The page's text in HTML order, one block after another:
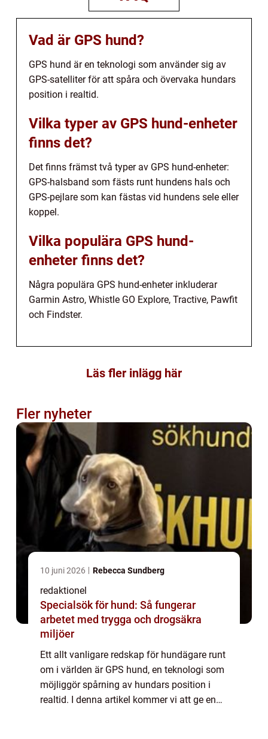
Vad är GPS hund?
GPS hund är en teknologi som använder sig av
GPS-satelliter för att spåra och övervaka hundars
position i realtid.
Vilka typer av GPS hund-enheter
finns det?
Det finns främst två typer av GPS hund-enheter:
GPS-halsband som fästs runt hundens hals och
GPS-pejlare som kan fästas vid hundens sele eller
koppel.
Vilka populära GPS hund-
enheter finns det?
Några populära GPS hund-enheter inkluderar
Garmin Astro, Whistle GO Explore, Tractive, Pawfit
och Findster.
Läs fler inlägg här
Fler nyheter
10 juni 2026 Rebecca Sundberg
redaktionel
Specialsök för hund: Så fungerar
arbetet med trygga och drogsäkra
miljöer
Ett allt vanligare redskap för hundägare runt
om i världen är GPS hund, en teknologi som
möjliggör spårning av hundars position i
realtid. I denna artikel kommer vi att ge en